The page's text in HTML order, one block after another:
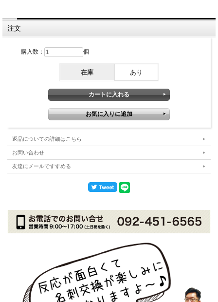
注文
購入数： 個
在庫 あり
返品についての詳細はこちら
お問い合わせ
友達にメールですすめる